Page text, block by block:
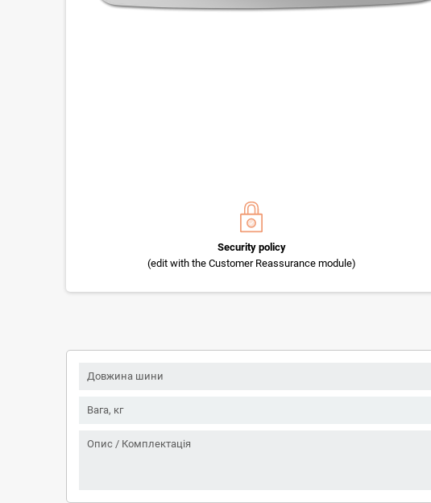
Security policy
(edit with the Customer Reassurance module)
Довжина шини
Вага, кг
Опис / Комплектація